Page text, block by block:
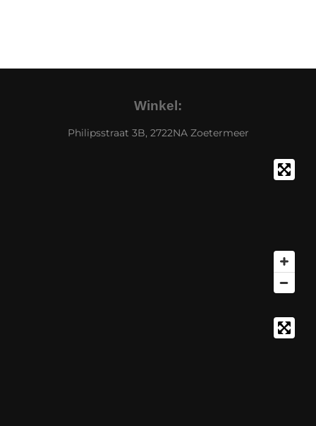
Winkel:
Philipsstraat 3B, 2722NA Zoetermeer